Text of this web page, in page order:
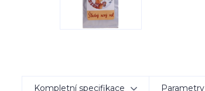
Kompletní specifikace Parametry